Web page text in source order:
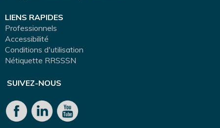
LIENS RAPIDES
Professionnels
Accessibilité
Conditions d'utilisation
Nétiquette RRSSSN
SUIVEZ-NOUS